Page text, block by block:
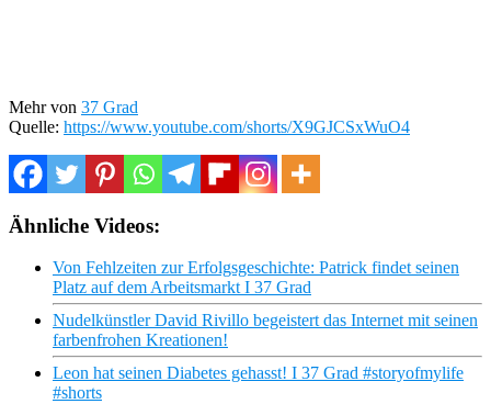
Mehr von 37 Grad
Quelle: https://www.youtube.com/shorts/X9GJCSxWuO4
Ähnliche Videos:
Von Fehlzeiten zur Erfolgsgeschichte: Patrick findet seinen
Platz auf dem Arbeitsmarkt I 37 Grad
Nudelkünstler David Rivillo begeistert das Internet mit seinen
farbenfrohen Kreationen!
Leon hat seinen Diabetes gehasst! I 37 Grad #storyofmylife
#shorts